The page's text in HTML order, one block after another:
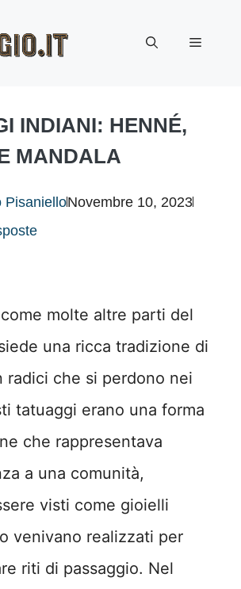
Menu
INDIANI: HENNÉ,
MANDALA
PisanielloNovembre 10, 2023
come molte altre parti del
una ricca tradizione di
radici che si perdono nei
tatuaggi erano una forma
che rappresentava
a una comunità,
visti come gioielli
venivano realizzati per
riti di passaggio. Nel